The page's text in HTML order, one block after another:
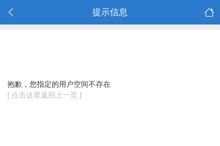
提示信息
抱歉，您指定的用户空间不存在
[ 点击这里返回上一页 ]